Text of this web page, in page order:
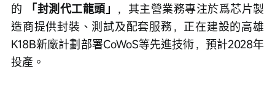
的
「封測代工龍頭」 ，其主營業務專注於爲芯片製
造商提供封裝、測試及配套服務，正在建設的高雄
K18B新廠計劃部署CoWoS等先進技術，預計2028年
投產。